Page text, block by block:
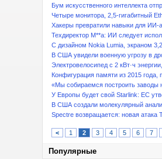
Бум искусственного интеллекта
Четыре монитора, 2,5-гигабитный
Хакеры превратили навыки для ИИ-
Техдиректор M**a: ИИ следует
С дизайном Nokia Lumia, экраном
В США увидели военную угрозу в
Электровелосипед с 2 кВт·ч
Конфигурация памяти из 2015 года,
«Мы собираемся построить заводы
У Европы будет свой Starlink: ЕС
В США создали молекулярный
Spectre возвращается: новая атака
< 1 2 3 4 5 6 7
Популярные